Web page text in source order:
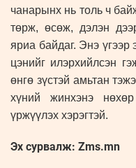
чанарынх нь толь ч
төрж, өсөж, дэлэн
яриа байдаг. Энэ үгээр
цэнийг илэрхийлсэн
өнгө зүстэй амьтан
хүний жинхэнэ
үржүүлэх хэрэгтэй.
Эх сурвалж: Zms.mn